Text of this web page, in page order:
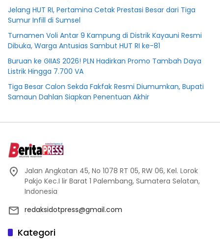
Jelang HUT RI, Pertamina Cetak Prestasi Besar dari Tiga
Sumur Infill di Sumsel
Turnamen Voli Antar 9 Kampung di Distrik Kayauni Resmi
Dibuka, Warga Antusias Sambut HUT RI ke-81
Buruan ke GIIAS 2026! PLN Hadirkan Promo Tambah Daya
Listrik Hingga 7.700 VA
Tiga Besar Calon Sekda Fakfak Resmi Diumumkan, Bupati
Samaun Dahlan Siapkan Penentuan Akhir
Jalan Angkatan 45, No 1078 RT 05, RW 06, Kel. Lorok
Pakjo Kec.I lir Barat 1 Palembang, Sumatera Selatan,
Indonesia
redaksidotpress@gmail.com
Kategori